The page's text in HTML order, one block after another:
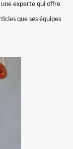
une experte qui offre
que ses équipes